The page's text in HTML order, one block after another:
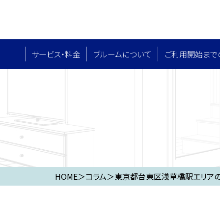
サービス・料⾦ ブルームについて ご利用開始ま
HOME＞コラム＞東京都台東区浅草橋駅エリア